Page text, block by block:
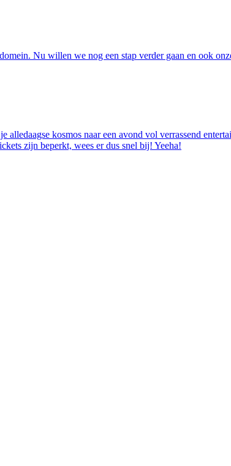
Nu willen we nog een stap verder gaan en ook
kosmos naar een avond vol verrassend
zijn beperkt, wees er dus snel bij! Yeeha!